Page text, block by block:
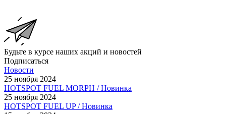
Будьте в курсе наших акций и новостей
Подписаться
Новости
25 ноября 2024
HOTSPOT FUEL MORPH / Новинка
25 ноября 2024
HOTSPOT FUEL UP / Новинка